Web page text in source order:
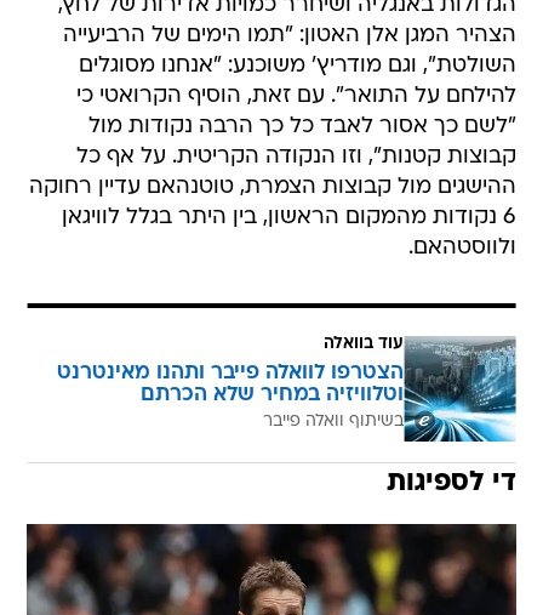
הגדולות באנגליה ושיחרר כמויות אדירות של לחץ,
הצהיר המגן אלן האטון: "תמו הימים של הרביעייה
השולטת", וגם מודריץ' משוכנע: "אנחנו מסוגלים
להילחם על התואר". עם זאת, הוסיף הקרואטי כי
"לשם כך אסור לאבד כל כך הרבה נקודות מול
קבוצות קטנות", וזו הנקודה הקריטית. על אף כל
ההישגים מול קבוצות הצמרת, טוטנהאם עדיין רחוקה
6 נקודות מהמקום הראשון, בין היתר בגלל לוויגאן
ולווסטהאם.
עוד בוואלה
הצטרפו לוואלה פייבר ותהנו מאינטרנט
וטלוויזיה במחיר שלא הכרתם
בשיתוף וואלה פייבר
די לספיגות